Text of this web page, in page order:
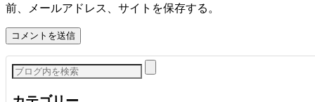
前、メールアドレス、サイトを保存する。